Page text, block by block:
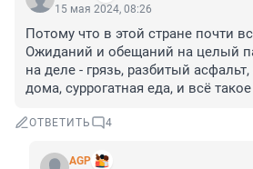
15 мая 2024, 08:26
Потому что в этой стране почти
Ожиданий и обещаний на целый
на деле - грязь, разбитый
дома, суррогатная еда, и всё
ОТВЕТИТЬ 4
AGP